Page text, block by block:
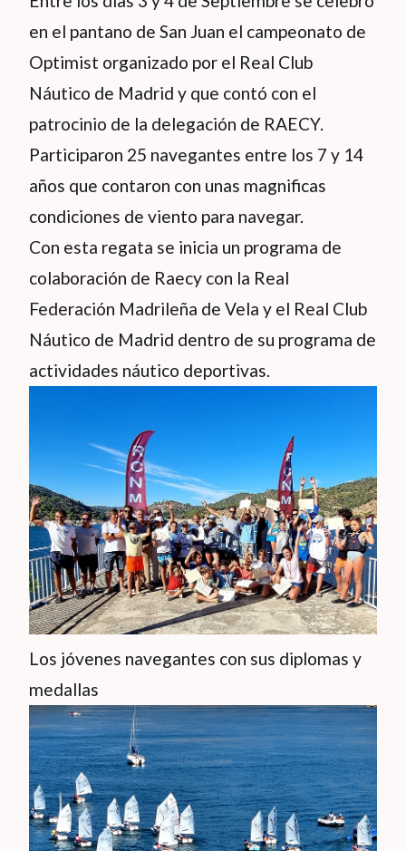
en el pantano de San Juan el campeonato de
Optimist organizado por el Real Club
Náutico de Madrid y que contó con el
patrocinio de la delegación de RAECY.
Participaron 25 navegantes entre los 7 y 14
años que contaron con unas magnificas
condiciones de viento para navegar.
Con esta regata se inicia un programa de
colaboración de Raecy con la Real
Federación Madrileña de Vela y el Real Club
Náutico de Madrid dentro de su programa de
actividades náutico deportivas.
Los jóvenes navegantes con sus diplomas y
medallas